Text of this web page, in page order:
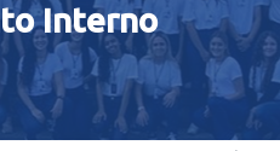
Interno